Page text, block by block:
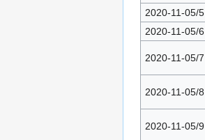
2020-11-05/5
2020-11-05/6
2020-11-05/7
2020-11-05/8
2020-11-05/9